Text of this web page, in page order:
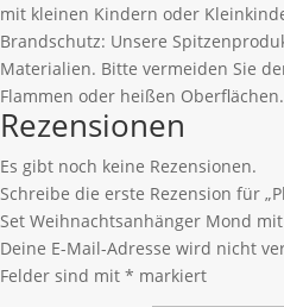
mit kleinen Kindern oder
Brandschutz: Unsere
Materialien. Bitte vermeiden Sie
Flammen oder heißen Oberflächen.
Rezensionen
Es gibt noch keine Rezensionen.
Schreibe die erste Rezension für
Set Weihnachtsanhänger Mond mit
Deine E-Mail-Adresse wird nicht
Felder sind mit * markiert